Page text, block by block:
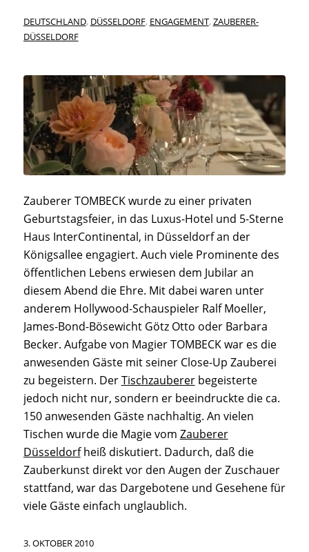
DEUTSCHLAND, DÜSSELDORF, ENGAGEMENT,ZAUBERER-
DÜSSELDORF
Zauberer TOMBECK wurde zu einer privaten
Geburtstagsfeier, in das Luxus-Hotel und 5-Sterne
Haus InterContinental, in Düsseldorf an der
Königsallee engagiert. Auch viele Prominente des
öffentlichen Lebens erwiesen dem Jubilar an
diesem Abend die Ehre. Mit dabei waren unter
anderem Hollywood-Schauspieler Ralf Moeller,
James-Bond-Bösewicht Götz Otto oder Barbara
Becker. Aufgabe von Magier TOMBECK war es die
anwesenden Gäste mit seiner Close-Up Zauberei
zu begeistern. DerTischzaubererbegeisterte
jedoch nicht nur, sondern er beeindruckte die ca.
150 anwesenden Gäste nachhaltig. An vielen
Tischen wurde die Magie vom Zauberer
Düsseldorfheiß diskutiert. Dadurch, daß die
Zauberkunst direkt vor den Augen der Zuschauer
stattfand, war das Dargebotene und Gesehene für
viele Gäste einfach unglaublich.
3. OKTOBER 2010